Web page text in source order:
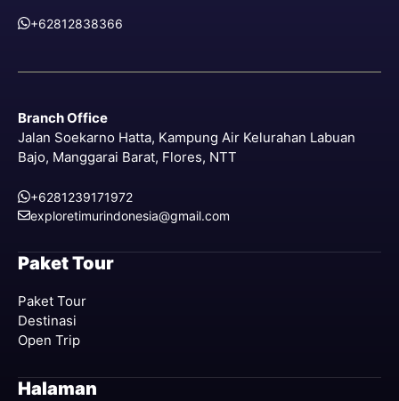
+62812838366
Branch Office
Jalan Soekarno Hatta, Kampung Air Kelurahan Labuan
Bajo, Manggarai Barat, Flores, NTT
+6281239171972
exploretimurindonesia@gmail.com
Paket Tour
Paket Tour
Destinasi
Open Trip
Halaman